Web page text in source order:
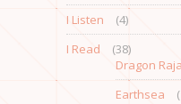
I Listen
(4)
I Read
(38)
Dragon Raja
Earthsea